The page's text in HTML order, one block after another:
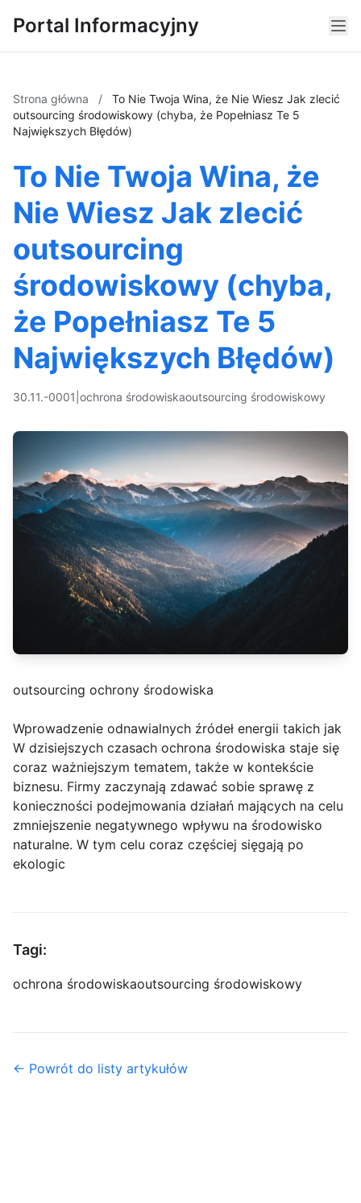
Portal Informacyjny
Strona główna /
To Nie Twoja Wina, że Nie Wiesz Jak zlecić
outsourcing środowiskowy (chyba, że Popełniasz Te 5
Największych Błędów)
To Nie Twoja Wina, że
Nie Wiesz Jak zlecić
outsourcing
środowiskowy (chyba,
że Popełniasz Te 5
Największych Błędów)
30.11.-0001 ochrona środowiskaoutsourcing środowiskowy
outsourcing ochrony środowiska
Wprowadzenie odnawialnych źródeł energii takich jak
W dzisiejszych czasach ochrona środowiska staje się
coraz ważniejszym tematem, także w kontekście
biznesu. Firmy zaczynają zdawać sobie sprawę z
konieczności podejmowania działań mających na celu
zmniejszenie negatywnego wpływu na środowisko
naturalne. W tym celu coraz częściej sięgają po
ekologic
Tagi:
ochrona środowiskaoutsourcing środowiskowy
← Powrót do listy artykułów